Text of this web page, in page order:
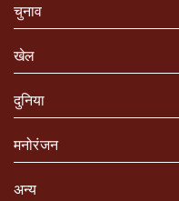
चुनाव
खेल
दुनिया
मनोरंजन
अन्य